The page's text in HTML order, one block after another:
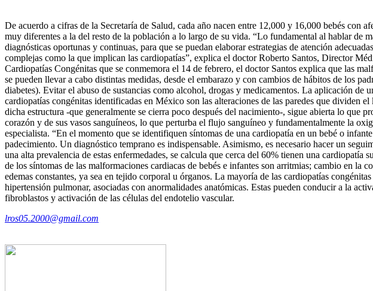
De acuerdo a cifras de la Secretaría de Salud, cada año nacen entre 12,000 y 16,000 bebés con
muy diferentes a la del resto de la población a lo largo de su vida. “Lo fundamental al hablar de
diagnósticas oportunas y continuas, para que se puedan elaborar estrategias de atención
complejas como la que implican las cardiopatías”, explica el doctor Roberto Santos, Director
Cardiopatías Congénitas que se conmemora el 14 de febrero, el doctor Santos explica que las
se pueden llevar a cabo distintas medidas, desde el embarazo y con cambios de hábitos de los
diabetes). Evitar el abuso de sustancias como alcohol, drogas y medicamentos. La aplicación
cardiopatías congénitas identificadas en México son las alteraciones de las paredes que dividen
dicha estructura -que generalmente se cierra poco después del nacimiento-, sigue abierta lo
corazón y de sus vasos sanguíneos, lo que perturba el flujo sanguíneo y fundamentalmente la
especialista. “En el momento que se identifiquen síntomas de una cardiopatía en un bebé o
padecimiento. Un diagnóstico temprano es indispensable. Asimismo, es necesario hacer un
una alta prevalencia de estas enfermedades, se calcula que cerca del 60% tienen una
de los síntomas de las malformaciones cardiacas de bebés e infantes son arritmias; cambio en
edemas constantes, ya sea en tejido corporal u órganos. La mayoría de las cardiopatías
hipertensión pulmonar, asociadas con anormalidades anatómicas. Estas pueden conducir a la
fibroblastos y activación de las células del endotelio vascular.
lros05.2000@gmail.com